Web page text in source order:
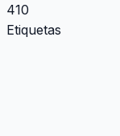
410
Etiquetas